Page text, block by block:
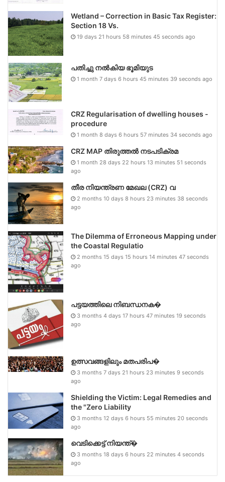
Wetland – Correction in Basic Tax Register:
Section 18 Vs.
19 days 21 hours 58 minutes 45 seconds ago
പതിച്ചു നൽകിയ ഭൂമിയുട
1 month 7 days 6 hours 45 minutes 39 seconds ago
CRZ Regularisation of dwelling houses -
procedure
1 month 8 days 6 hours 57 minutes 34 seconds ago
CRZ MAP തിരുത്തൽ നടപടിക്രമ
1 month 28 days 22 hours 13 minutes 51 seconds
ago
തീര നിയന്ത്രണ മേഖല (CRZ) വ
2 months 10 days 8 hours 23 minutes 38 seconds
ago
The Dilemma of Erroneous Mapping under
the Coastal Regulatio
2 months 15 days 15 hours 14 minutes 47 seconds
ago
പട്ടയത്തിലെ നിബന്ധനക�
3 months 4 days 17 hours 47 minutes 19 seconds
ago
ഉത്സവങ്ങളിലും മതപരിപ�
3 months 7 days 21 hours 23 minutes 9 seconds
ago
Shielding the Victim: Legal Remedies and
the "Zero Liability
3 months 12 days 6 hours 55 minutes 20 seconds
ago
വെടിക്കെട്ട് നിയന്ത്�
3 months 18 days 6 hours 22 minutes 4 seconds
ago